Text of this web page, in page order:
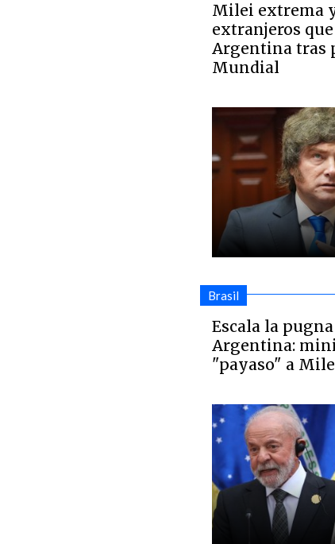
Milei extrema
extranjeros
Argentina tras
Mundial
Brasil
Escala la
Argentina:
"payaso" a